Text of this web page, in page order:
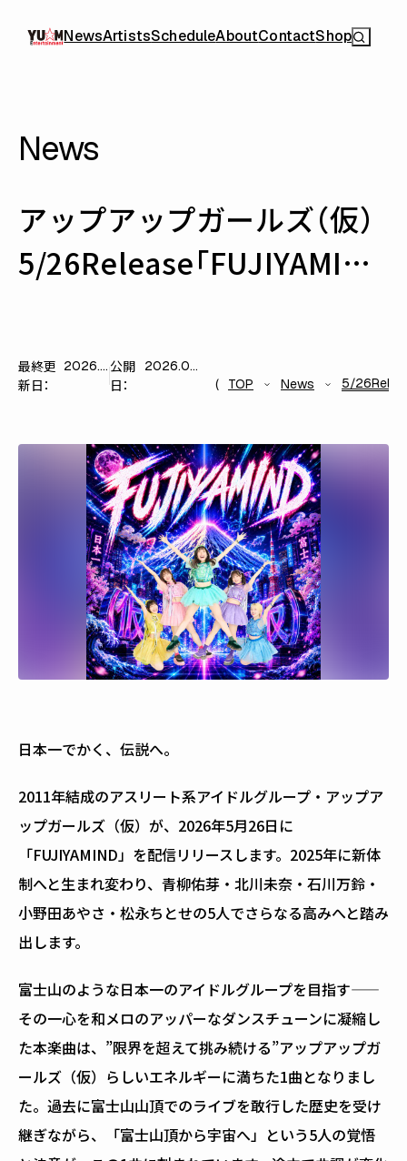
NewsArtistsScheduleAboutContactShop
News
アップアップガールズ（仮）
5/26Release「FUJIYAMIND」
最終更
新日：
2026.05.27 公開
日：
2026.05.27
TOP
News 5/
日本一でかく、伝説へ。
2011年結成のアスリート系アイドルグループ・アップア
ップガールズ（仮）が、2026年5月26日に
「FUJIYAMIND」を配信リリースします。2025年に新体
制へと生まれ変わり、青柳佑芽・北川未奈・石川万鈴・
小野田あやさ・松永ちとせの5人でさらなる高みへと踏み
出します。
富士山のような日本一のアイドルグループを目指す——
その一心を和メロのアッパーなダンスチューンに凝縮し
た本楽曲は、”限界を超えて挑み続ける”アップアップガ
ールズ（仮）らしいエネルギーに満ちた1曲となりまし
た。過去に富士山山頂でのライブを敢行した歴史を受け
継ぎながら、「富士山頂から宇宙へ」という5人の覚悟